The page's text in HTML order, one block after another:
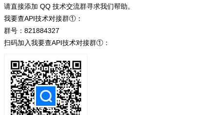
请直接添加 QQ 技术交流群寻求我们帮助。
我要查API技术对接群①：
群号：821884327
扫码加入我要查API技术对接群①：